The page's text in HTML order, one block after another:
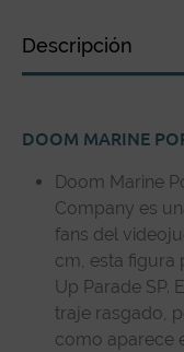
Descripción
Reseñas de
DOOM MARINE
Doom Marine
Company es
fans del
cm, esta figura
Up Parade SP.
traje rasgado,
como aparece